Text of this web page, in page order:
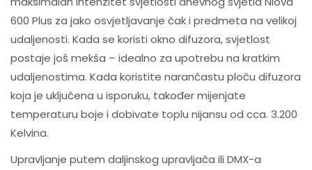
600 Plus za jako osvjetljavanje čak i predmeta na velikoj
udaljenosti. Kada se koristi okno difuzora, svjetlost
postaje još mekša – idealno za upotrebu na kratkim
udaljenostima. Kada koristite narančastu ploču difuzora
koja je uključena u isporuku, također mijenjate
temperaturu boje i dobivate toplu nijansu od cca. 3.200
Kelvina.
Upravljanje putem daljinskog upravljača ili DMX-a